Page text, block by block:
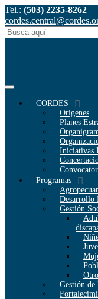
Tel.: (503) 2235-8262
CORDES
Orígenes
Planes
Iniciativas
Programas
Desarrollo
Gestión
Gestión de